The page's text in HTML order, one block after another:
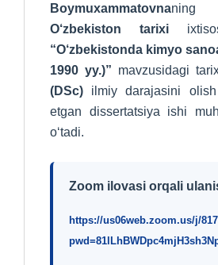
Boymuxammatovnaning
O‘zbekiston tarixi
“O‘zbekistonda kimyo
1990 yy.)” mavzusidagi
(DSc) ilmiy darajasini
etgan dissertatsiya ishi
o‘tadi.
Zoom ilovasi orqali
https://us06web.zoom.us/j/